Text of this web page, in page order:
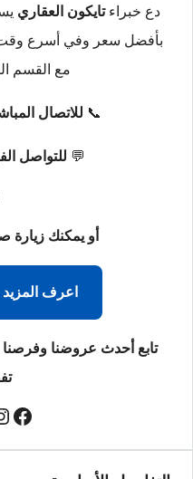
دع خبراءتايكون العقاري
بأفضل سعر وفي أسرع
مع القسم
📞 للاتصال
💬 للتواصل
أو يمكنك زيارة
اعرف
تابع أحدث عروضنا وفرصنا